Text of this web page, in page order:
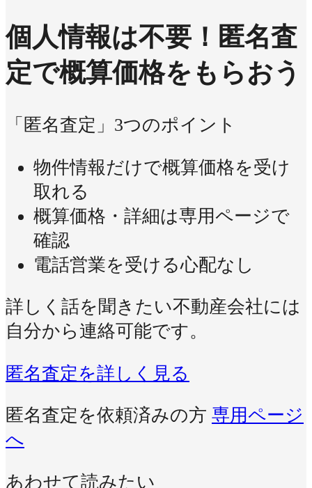
個人情報は不要！ 匿名査
定で概算価格をもらおう
「匿名査定」3つのポイント
物件情報だけで概算価格を受け
取れる
概算価格・詳細は専用ページで
確認
電話営業を受ける心配なし
詳しく話を聞きたい不動産会社には
自分から連絡可能です。
匿名査定を詳しく見る
匿名査定を依頼済みの方 専用ページ
へ
あわせて読みたい